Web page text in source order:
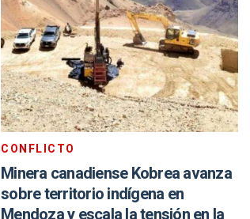
CONFLICTO
Minera canadiense Kobrea avanza
sobre territorio indígena en